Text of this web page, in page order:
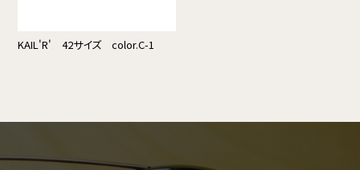
KAIL'R' 42サイズ color.C-1